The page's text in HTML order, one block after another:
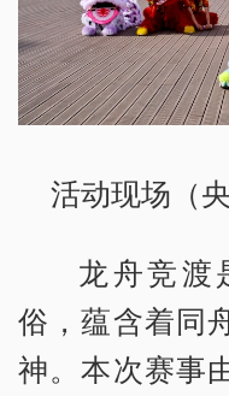
活动现场（
龙舟竞渡
俗，蕴含着同
神。本次赛事